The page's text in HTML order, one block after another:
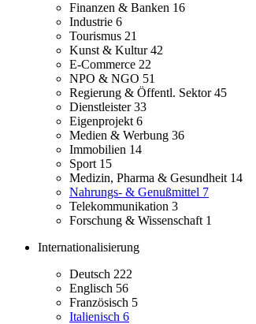
Finanzen & Banken 16
Industrie 6
Tourismus 21
Kunst & Kultur42
E-Commerce 22
NPO & NGO 51
Regierung & Öffentl. Sektor45
Dienstleister33
Eigenprojekt 6
Medien & Werbung 36
Immobilien 14
Sport 15
Medizin, Pharma & Gesundheit 14
Nahrungs- & Genußmittel 7
Telekommunikation 3
Forschung & Wissenschaft 1
Internationalisierung
Deutsch 222
Englisch 56
Französisch 5
Italienisch 6